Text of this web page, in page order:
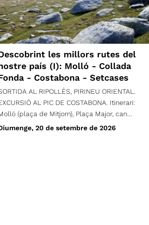
les millors rutes del
país (I): Molló - Collada
- Costabona - Setcases
AL RIPOLLÈS, PIRINEU ORIENTAL.
AL PIC DE COSTABONA. Itinerari:
(plaça de Mitjorn), Plaça Major, can
can Pletis, turó de Santa Magdalena,
20 de setembre de 2026